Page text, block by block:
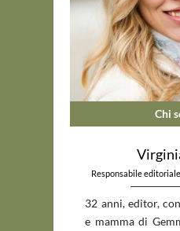
Chi
Responsabile
32 anni, editor,
e mamma di